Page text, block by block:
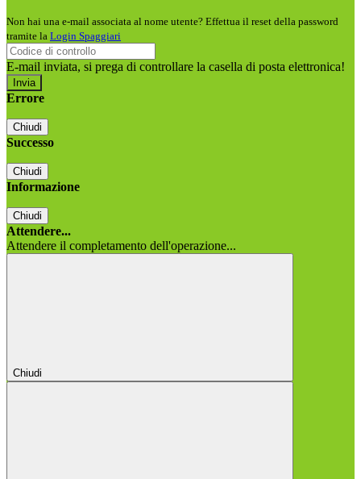
Non hai una e-mail associata al nome utente? Effettua il reset della password
tramite la Login Spaggiari
E-mail inviata, si prega di controllare la casella di posta elettronica!
Errore
Chiudi
Successo
Chiudi
Informazione
Chiudi
Attendere...
Attendere il completamento dell'operazione...
Chiudi